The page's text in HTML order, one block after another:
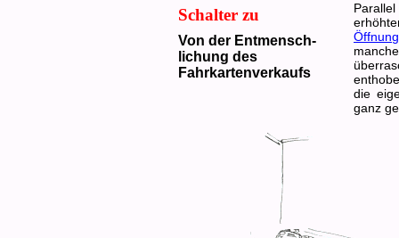
Schalter zu
Von der Entmensch-
lichung des
Fahrkartenverkaufs
die
ganz